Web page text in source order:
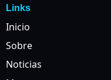
Links
Inicio
Sobre
Noticias